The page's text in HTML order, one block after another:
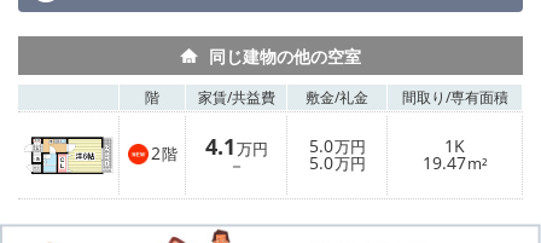
同じ建物の他の空室
階 家賃/共益費 敷金/礼金 間取り/専有面積
2階 4.1万円
－
5.0万円
5.0万円
1K
19.47m²